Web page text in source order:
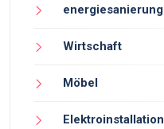
energiesanierung
Wirtschaft
Möbel
Elektroinstallation